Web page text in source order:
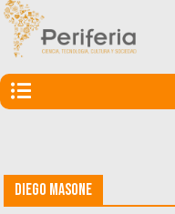
Diego Masone